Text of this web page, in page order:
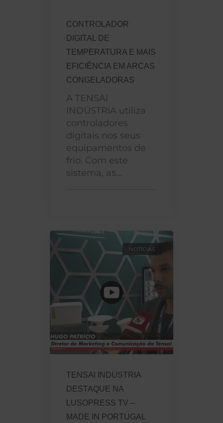
CONTROLADOR
DIGITAL DE
TEMPERATURA E MAIS
EFICIÊNCIA EM ARCAS
CONGELADORAS
A TENSAI
INDÚSTRIA utiliza
controladores
digitais nos seus
equipamentos de
frio. Com este
sistema, as...
NOTÍCIAS
TENSAI INDÚSTRIA
DESTAQUE NA
LUSOPRESS TV –
MADE IN PORTUGAL